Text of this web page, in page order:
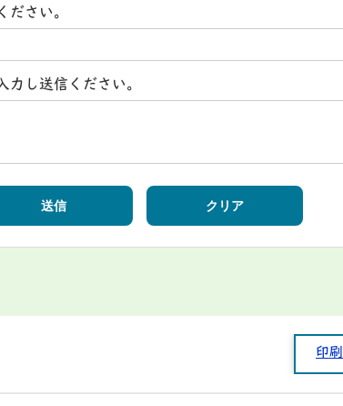
ださい。
力し送信ください。
印